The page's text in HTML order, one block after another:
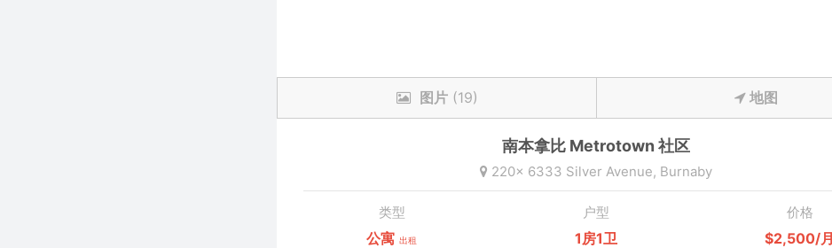
图片(19) 地图
南本拿比 Metrotown 社区
220x 6333 Silver Avenue, Burnaby
类型
公寓 出租
户型
1房1卫
价格
$2,500/月